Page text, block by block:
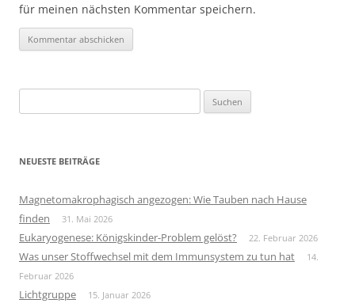
für meinen nächsten Kommentar speichern.
nach:
NEUESTE BEITRÄGE
Magnetomakrophagisch angezogen: Wie Tauben nach Hause
finden
31. Mai 2026
Eukaryogenese: Königskinder-Problem gelöst? 22. Februar 2026
Was unser Stoffwechsel mit dem Immunsystem zu tun hat
14.
Februar 2026
Lichtgruppe 15. Januar 2026